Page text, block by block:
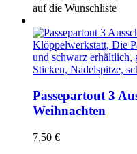
auf.
Die
auf
auf die Wunschliste
Passepartout 3
Weihnachten
7,50 €